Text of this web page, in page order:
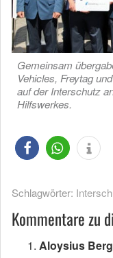
Gemeinsam
Vehicles, Freytag
auf der Interschutz
Hilfswerkes.
Schlagwörter:
Kommentare zu
Aloysius Berg